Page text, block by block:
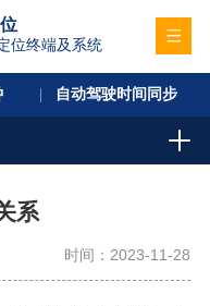
位终端及系统
自动驾驶时间同步
系
时间：2023-11-28